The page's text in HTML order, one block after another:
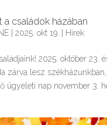
a családok házában
| 2025. okt 19. Hírek
2025. október 23.
zárva lesz
ügyeleti nap november 3.